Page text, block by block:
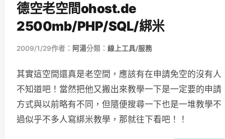
德空老空間ohost.de
2500mb/PHP/SQL/綁米
2009/1/29作者： 阿湯分類： 線上工具/服務
其實這空間還真是老空間，應該有在申請免空的沒有人
不知道吧！當然把他又搬出來教學一下是一定要的申請
方式與以前略有不同，但隨便搜尋一下也是一堆教學不
過似乎不多人寫綁米教學，那就往下看吧！！